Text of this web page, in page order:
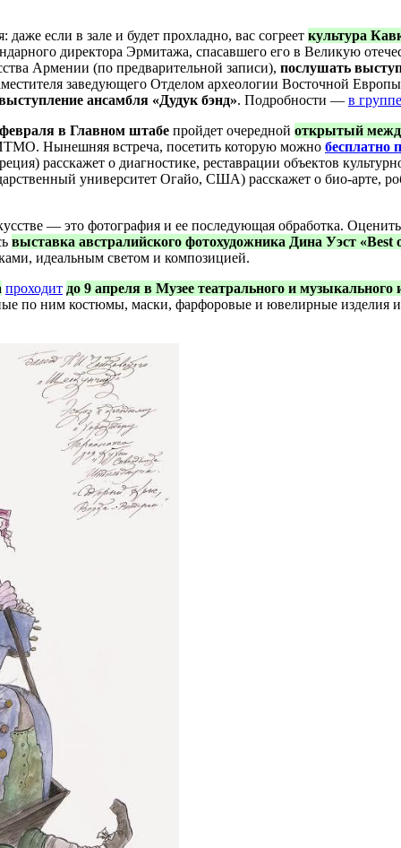
если в зале и будет прохладно, вас согреет культура
директора Эрмитажа, спасавшего его в Великую
Армении (по предварительной записи), послушать
заведующего Отделом археологии Восточной
ансамбля «Дудук бэнд». Подробности — в группе
в Главном штабе пройдет очередной открытый
Нынешняя встреча, посетить которую можно бесплатно
расскажет о диагностике, реставрации объектов
университет Огайо, США) расскажет о био-арте,
— это фотография и ее последующая обработка.
выставка австралийского фотохудожника Дина Уэст «Best
идеальным светом и композицией.
проходит до 9 апреля в Музее театрального и музыкального
по ним костюмы, маски, фарфоровые и ювелирные